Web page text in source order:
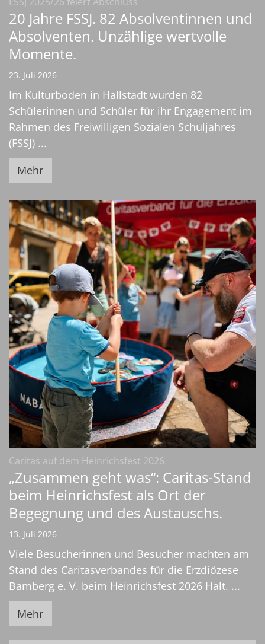
20 Jahre FSSJ. 82 Absolventinnen und
Absolventen. Unzählige wertvolle
Momente.
23. Juli 2026
Im Kulturboden in Hallstadt wurden 82
Schülerinnen und Schüler für ihr Engagement im
Rahmen des Freiwilligen Sozialen Schuljahres
(FSSJ) ...
Mehr
Caritas auf dem Heinrichsfest 2026
„Zusammen geht was“: Caritas-Stand
beim Heinrichsfest als Ort der
Begegnung und des Austauschs.
13. Juli 2026
Viele Besucherinnen und Besucher machten am
Stand des Caritasverbandes für die Erzdiözese
Bamberg e. V. beim Heinrichsfest 2026 Halt. ...
Mehr